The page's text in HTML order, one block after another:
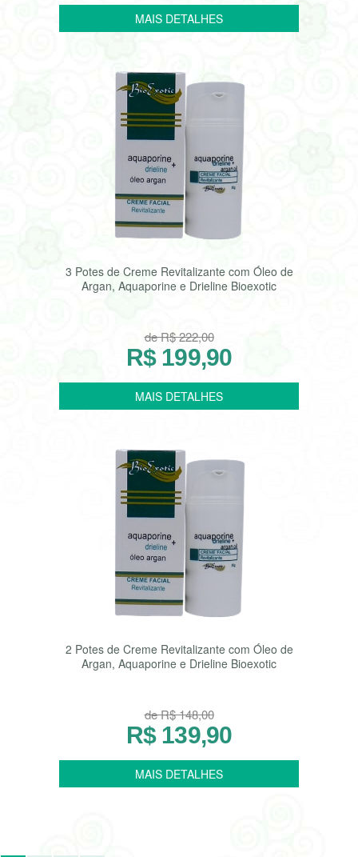
3 Potes de Creme Revitalizante com Óleo de
Argan, Aquaporine e Drieline Bioexotic
de R$ 222,00
R$ 199,90
2 Potes de Creme Revitalizante com Óleo de
Argan, Aquaporine e Drieline Bioexotic
de R$ 148,00
R$ 139,90